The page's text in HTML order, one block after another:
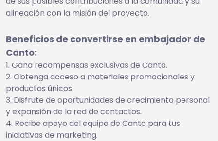
alineación con la misión del proyecto.
Beneficios de convertirse en embajador de
Canto:
Gana recompensas exclusivas de Canto.
Obtenga acceso a materiales promocionales y
productos únicos.
Disfrute de oportunidades de crecimiento personal
y expansión de la red de contactos.
Recibe apoyo del equipo de Canto para tus
iniciativas de marketing.